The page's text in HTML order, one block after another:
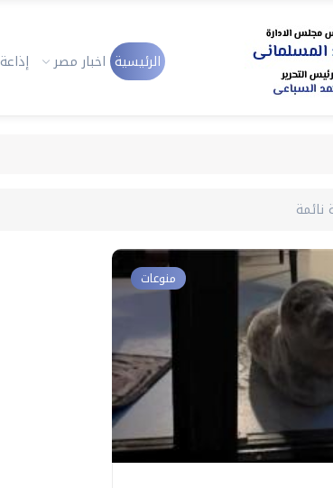
الرئيسية اخبار مصر إذاعة
منوعات